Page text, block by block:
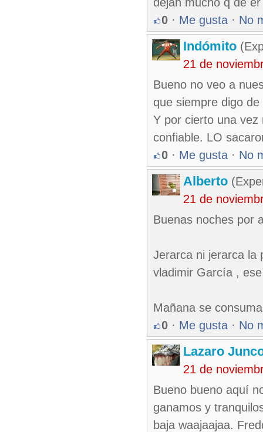
0 · Me gusta · No
Indómito
21 de
Bueno no veo a
que siempre digo
Y por cierto una
confiable. LO
0 · Me gusta · No
Alberto
21 de
Buenas noches por
Jerarca ni jerarca la
vladimir García ,
Mañana se
0 · Me gusta · No
Lazaro
21 de
Bueno bueno aquí
ganamos y
baja waajaajaa.